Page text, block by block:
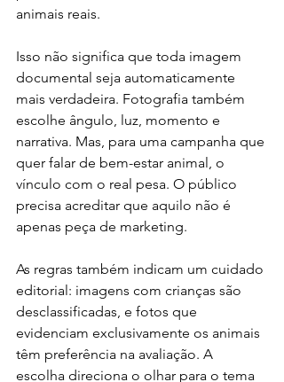
animais reais.
Isso não significa que toda imagem
documental seja automaticamente
mais verdadeira. Fotografia também
escolhe ângulo, luz, momento e
narrativa. Mas, para uma campanha que
quer falar de bem-estar animal, o
vínculo com o real pesa. O público
precisa acreditar que aquilo não é
apenas peça de marketing.
As regras também indicam um cuidado
editorial: imagens com crianças são
desclassificadas, e fotos que
evidenciam exclusivamente os animais
têm preferência na avaliação. A
escolha direciona o olhar para o tema